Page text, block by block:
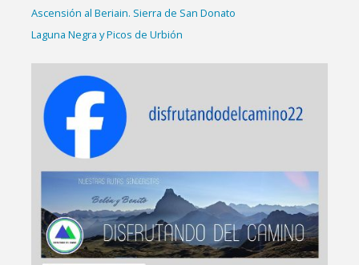
Ascensión al Beriain. Sierra de San Donato
Laguna Negra y Picos de Urbión